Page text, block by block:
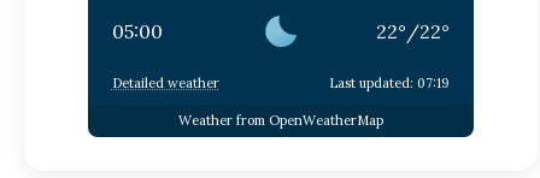
05:00 22° /22°
Detailed weather Last updated: 07:19
Weather from OpenWeatherMap